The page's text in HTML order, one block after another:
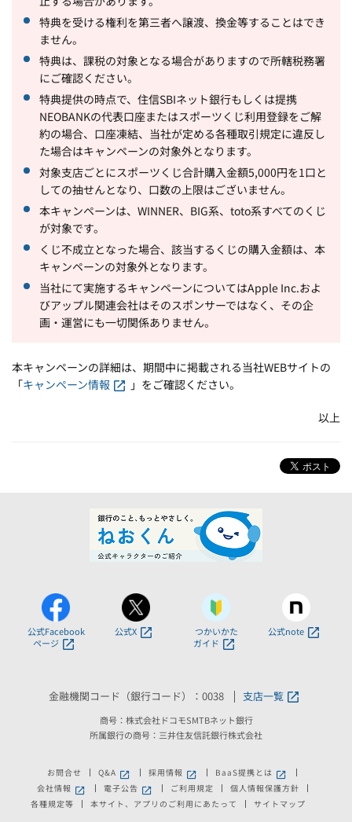
特典を受ける権利を第三者へ譲渡、換金等することはでき
ません。
特典は、課税の対象となる場合がありますので所轄税務署
にご確認ください。
特典提供の時点で、住信SBIネット銀行もしくは提携
NEOBANKの代表口座またはスポーツくじ利用登録をご解
約の場合、口座凍結、当社が定める各種取引規定に違反し
た場合はキャンペーンの対象外となります。
対象支店ごとにスポーツくじ合計購入金額5,000円を1口と
しての抽せんとなり、口数の上限はございません。
本キャンペーンは、WINNER、BIG系、toto系すべてのくじ
が対象です。
くじ不成立となった場合、該当するくじの購入金額は、本
キャンペーンの対象外となります。
当社にて実施するキャンペーンについてはApple Inc.およ
びアップル関連会社はそのスポンサーではなく、その企
画・運営にも一切関係ありません。
本キャンペーンの詳細は、期間中に掲載される当社WEBサイトの
「キャンペーン情報 」をご確認ください。
以上
公式Facebook
ページ
公式X
つかいかた
ガイド
公式note
金融機関コード（銀行コード）：0038 支店一覧
商号：株式会社ドコモSMTBネット銀行
所属銀行の商号：三井住友信託銀行株式会社
お問合せ Q&A 新しいウィンドウで開きます。
採用情報 新しいウィンドウで開きます。
BaaS提携とは 新しいウィンドウ
会社情報新しいウィンドウで開きます。
電子公告新しいウィンドウで開きます。
ご利用規定
個人情報保護方針
各種規定等
本サイト、アプリのご利用にあたって サイトマップ